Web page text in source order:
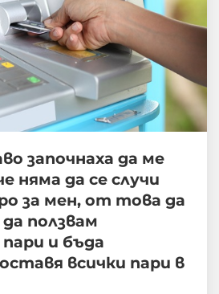
започнаха да ме
няма да се случи
за мен, от това да
ползвам
и бъда
всички пари в